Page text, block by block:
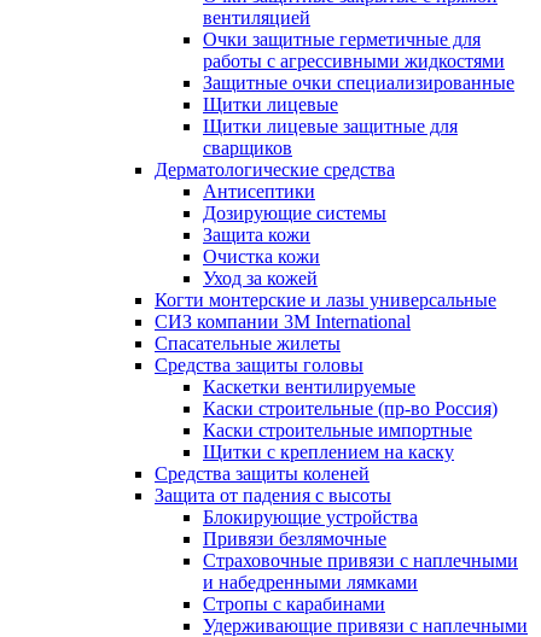
вентиляцией
Очки защитные герметичные для
работы с агрессивными жидкостями
Защитные очки специализированные
Щитки лицевые
Щитки лицевые защитные для
сварщиков
Дерматологические средства
Антисептики
Дозирующие системы
Защита кожи
Очистка кожи
Уход за кожей
Когти монтерские и лазы универсальные
СИЗ компании 3М International
Спасательные жилеты
Средства защиты головы
Каскетки вентилируемые
Каски строительные (пр-во Россия)
Каски строительные импортные
Щитки с креплением на каску
Средства защиты коленей
Защита от падения с высоты
Блокирующие устройства
Привязи безлямочные
Страховочные привязи с наплечными
и набедренными лямками
Стропы с карабинами
Удерживающие привязи с наплечными